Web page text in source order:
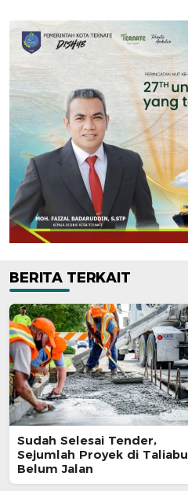
BERITA TERKAIT
Sudah Selesai Tender,
Sejumlah Proyek di Taliabu
Belum Jalan